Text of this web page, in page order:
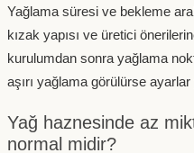
Yağlama süresi ve bekleme
kızak yapısı ve üretici
kurulumdan sonra yağlama
aşırı yağlama görülürse
Yağ haznesinde az
normal midir?